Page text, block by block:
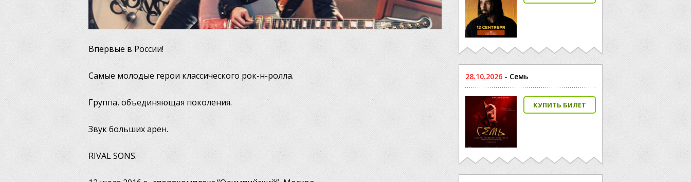
Впервые в России!
Самые молодые герои классического рок-н-ролла.
Группа, объединяющая поколения.
Звук больших арен.
RIVAL SONS.
28.10.2026 - Семь
КУПИТЬ БИЛЕТ